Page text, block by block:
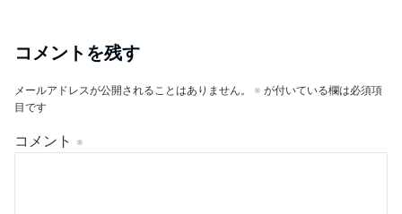
コメントを残す
メールアドレスが公開されることはありません。 ※ が付いている欄は必須項
目です
コメント ※